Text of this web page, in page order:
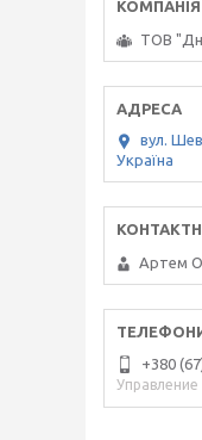
ТОВ
вул.
Україна
Артем
+380